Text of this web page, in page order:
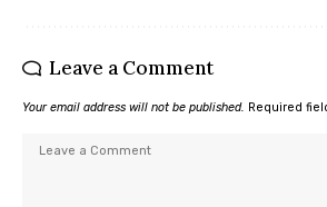
Leave a Comment
Your email address will not be published. Required